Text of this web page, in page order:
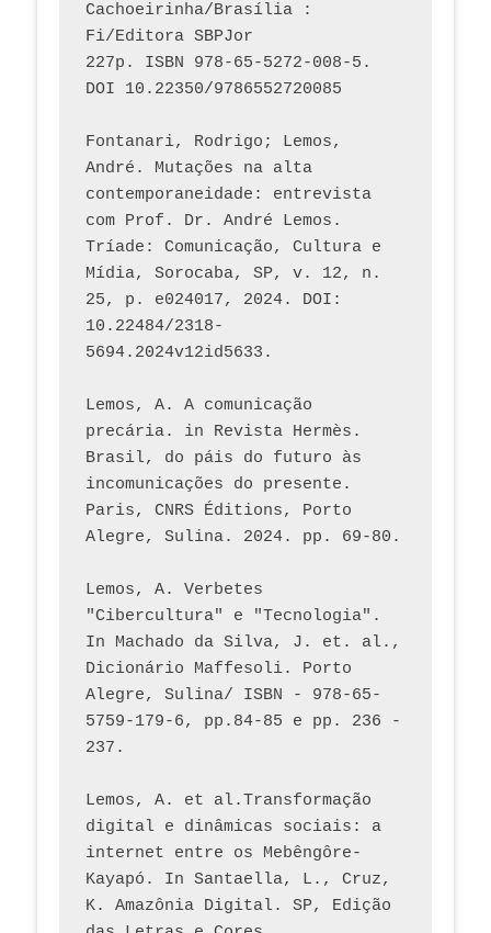
Cachoeirinha/Brasília :
Fi/Editora SBPJor
227p. ISBN 978-65-5272-008-5.
DOI 10.22350/9786552720085
Fontanari, Rodrigo; Lemos,
André. Mutações na alta
contemporaneidade: entrevista
com Prof. Dr. André Lemos.
Tríade: Comunicação, Cultura e
Mídia, Sorocaba, SP, v. 12, n.
25, p. e024017, 2024. DOI:
10.22484/2318-
5694.2024v12id5633.
Lemos, A. A comunicação
precária. in Revista Hermès.
Brasil, do páis do futuro às
incomunicações do presente.
Paris, CNRS Éditions, Porto
Lemos, A. Verbetes
"Cibercultura" e "Tecnologia".
In Machado da Silva, J. et. al.,
Dicionário Maffesoli. Porto
Alegre, Sulina/ ISBN - 978-65-
5759-179-6, pp.84-85 e pp. 236 -
237.
Lemos, A. et al.Transformação
digital e dinâmicas sociais: a
internet entre os Mebêngôre-
Kayapó. In Santaella, L., Cruz,
K. Amazônia Digital. SP, Edição